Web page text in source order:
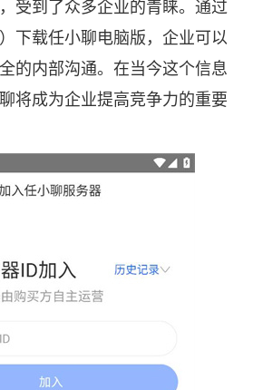
受到了众多企业的青睐。通过
下载任小聊电脑版，企业可以
的内部沟通。在当今这个信息
将成为企业提高竞争力的重要